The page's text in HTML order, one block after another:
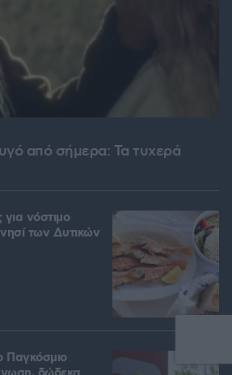
από σήμερα: Τα τυχερά
νόστιμο
των Δυτικών
Παγκόσμιο